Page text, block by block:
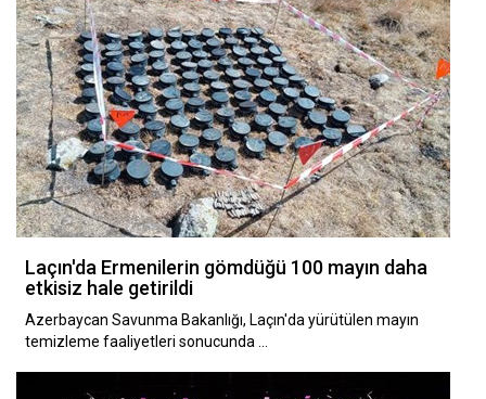
Laçın'da Ermenilerin gömdüğü 100 mayın daha
etkisiz hale getirildi
Azerbaycan Savunma Bakanlığı, Laçın'da yürütülen mayın
temizleme faaliyetleri sonucunda …